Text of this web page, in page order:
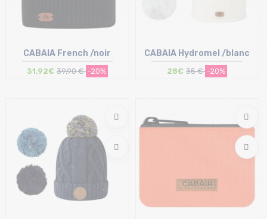
T.U
CABAIA French /noir
31,92€ 39,90 € -20%
CABAIA Hydromel /blanc
28€ 35 € -20%